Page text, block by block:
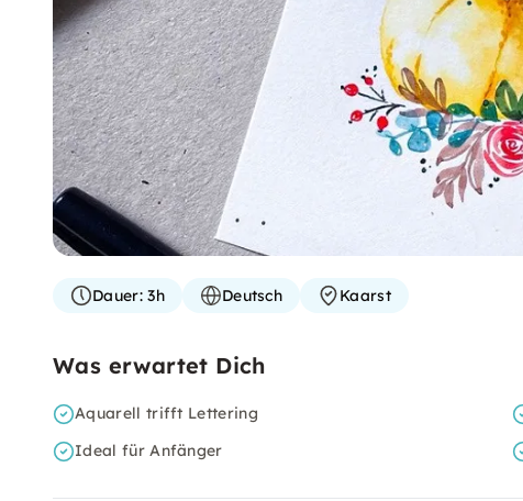
Dauer:3h Deutsch Kaarst
Was erwartet Dich
Aquarell trifft Lettering
Ideal für Anfänger